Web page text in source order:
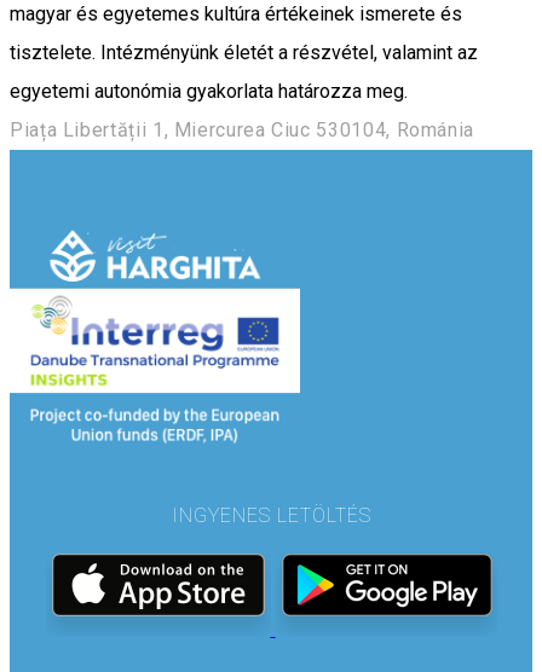
magyar és egyetemes kultúra értékeinek ismerete és
tisztelete. Intézményünk életét a részvétel, valamint az
egyetemi autonómia gyakorlata határozza meg.
Piața Libertății 1, Miercurea Ciuc 530104, Románia
INGYENES LETÖLTÉS